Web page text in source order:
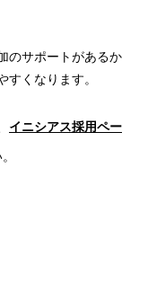
のサポートがあるか
くなります。
イニシアス採用ペー